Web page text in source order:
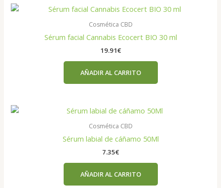
Cosmética CBD
Sérum facial Cannabis Ecocert BIO 30 ml
19.91€
AÑADIR AL CARRITO
Cosmética CBD
Sérum labial de cáñamo 50Ml
7.35€
AÑADIR AL CARRITO